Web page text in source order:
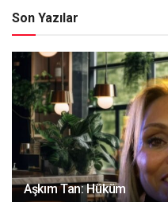
Son Yazılar
Aşkım Tan: Hüküm